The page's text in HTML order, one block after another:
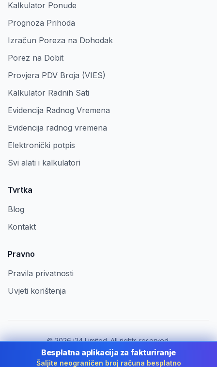
Kalkulator Ponude
Prognoza Prihoda
Izračun Poreza na Dohodak
Porez na Dobit
Provjera PDV Broja (VIES)
Kalkulator Radnih Sati
Evidencija Radnog Vremena
Evidencija radnog vremena
Elektronički potpis
Svi alati i kalkulatori
Tvrtka
Blog
Kontakt
Pravno
Pravila privatnosti
Uvjeti korištenja
©2026i24 Limited. All rights reserved.
Za tvrtke u Croatia
Promijeni državu:
Croatia
Besplatna aplikacija za fakturiranje
Šaljite neograničen broj računa besplatno